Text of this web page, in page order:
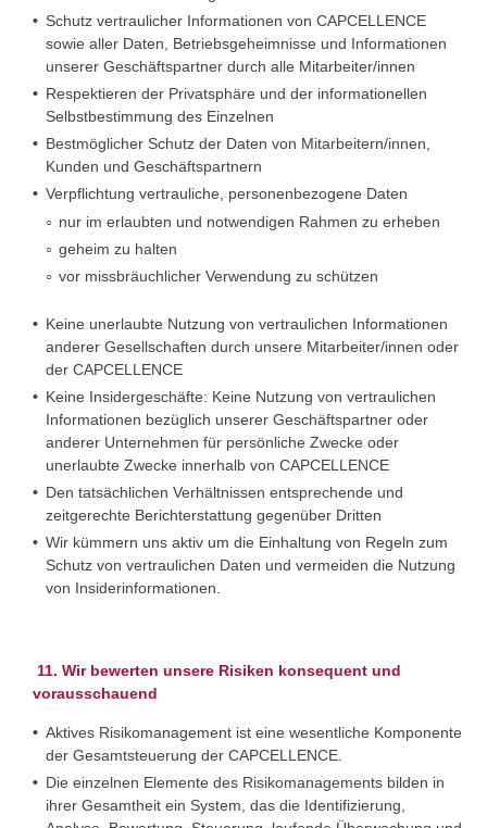
Schutz vertraulicher Informationen von CAPCELLENCE
sowie aller Daten, Betriebsgeheimnisse und Informationen
unserer Geschäftspartner durch alle Mitarbeiter/innen
Respektieren der Privatsphäre und der informationellen
Selbstbestimmung des Einzelnen
Bestmöglicher Schutz der Daten von Mitarbeitern/innen,
Kunden und Geschäftspartnern
Verpflichtung vertrauliche, personenbezogene Daten
nur im erlaubten und notwendigen Rahmen zu erheben
geheim zu halten
vor missbräuchlicher Verwendung zu schützen
Keine unerlaubte Nutzung von vertraulichen Informationen
anderer Gesellschaften durch unsere Mitarbeiter/innen oder
der CAPCELLENCE
Keine Insidergeschäfte: Keine Nutzung von vertraulichen
Informationen bezüglich unserer Geschäftspartner oder
anderer Unternehmen für persönliche Zwecke oder
unerlaubte Zwecke innerhalb von CAPCELLENCE
Den tatsächlichen Verhältnissen entsprechende und
zeitgerechte Berichterstattung gegenüber Dritten
Wir kümmern uns aktiv um die Einhaltung von Regeln zum
Schutz von vertraulichen Daten und vermeiden die Nutzung
von Insiderinformationen.
11. Wir bewerten unsere Risiken konsequent und
vorausschauend
Aktives Risikomanagement ist eine wesentliche Komponente
der Gesamtsteuerung der CAPCELLENCE.
Die einzelnen Elemente des Risikomanagements bilden in
ihrer Gesamtheit ein System, das die Identifizierung,